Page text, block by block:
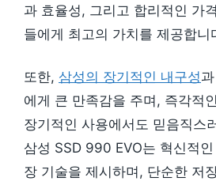
과 효율성, 그리고 합리적인 가
들에게 최고의 가치를 제공합니
또한, 삼성의 장기적인 내구성
에게 큰 만족감을 주며, 즉각적
장기적인 사용에서도 믿음직스
삼성 SSD 990 EVO는 혁신적
장 기술을 제시하며, 단순한 저